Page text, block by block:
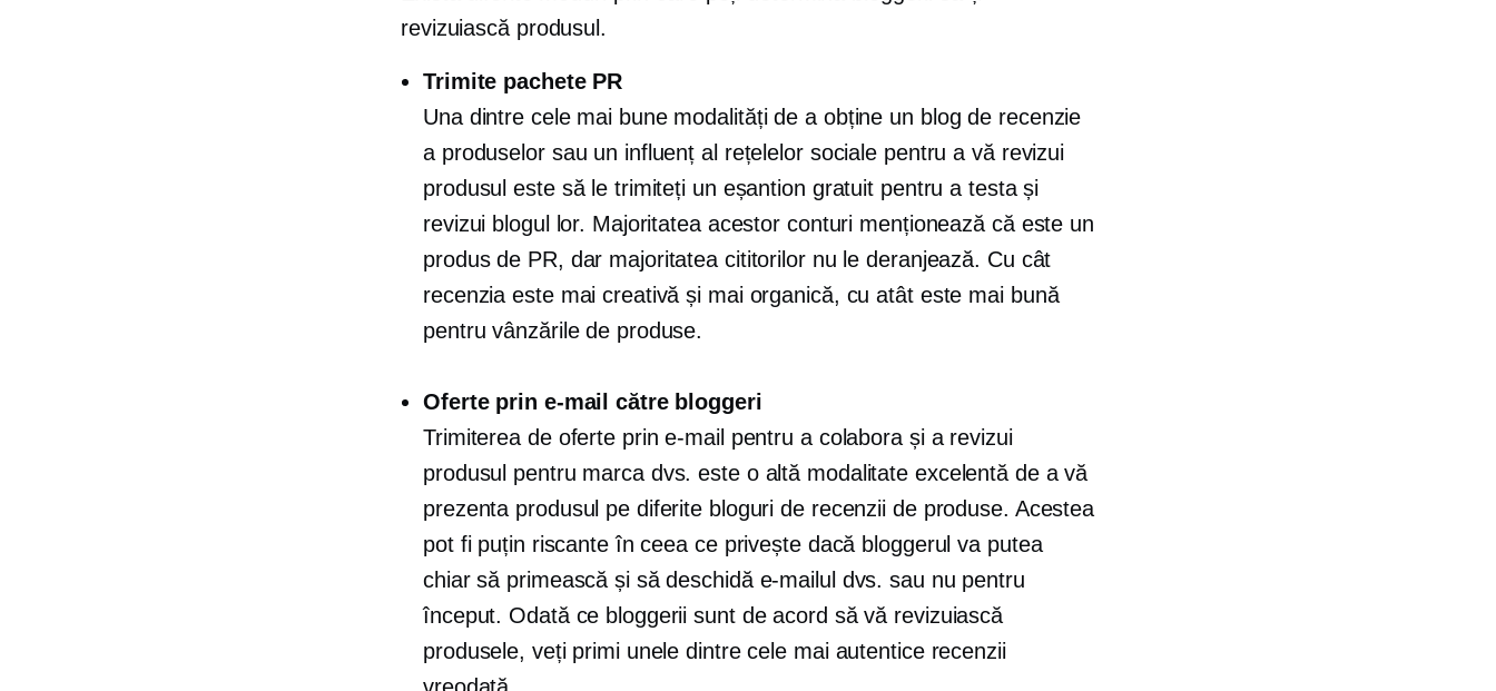
revizuiască produsul.
Trimite pachete PR
Una dintre cele mai bune modalități de a obține un blog de recenzie
a produselor sau un influenț al rețelelor sociale pentru a vă revizui
produsul este să le trimiteți un eșantion gratuit pentru a testa și
revizui blogul lor. Majoritatea acestor conturi menționează că este un
produs de PR, dar majoritatea cititorilor nu le deranjează. Cu cât
recenzia este mai creativă și mai organică, cu atât este mai bună
pentru vânzările de produse.
Oferte prin e-mail către bloggeri
Trimiterea de oferte prin e-mail pentru a colabora și a revizui
produsul pentru marca dvs. este o altă modalitate excelentă de a vă
prezenta produsul pe diferite bloguri de recenzii de produse. Acestea
pot fi puțin riscante în ceea ce privește dacă bloggerul va putea
chiar să primească și să deschidă e-mailul dvs. sau nu pentru
început. Odată ce bloggerii sunt de acord să vă revizuiască
produsele, veți primi unele dintre cele mai autentice recenzii